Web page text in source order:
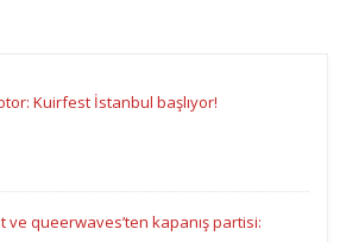
Kuirfest İstanbul başlıyor!
ve queerwaves’ten kapanış partisi: